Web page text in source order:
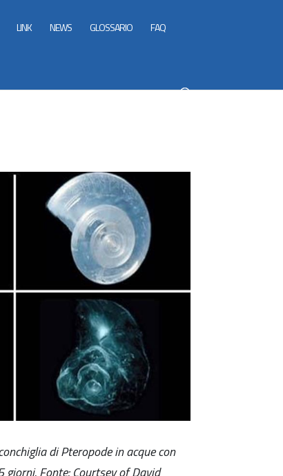
LINK NEWS GLOSSARIO FAQ
di Pteropode in acque con
Fonte: Courtsey of David